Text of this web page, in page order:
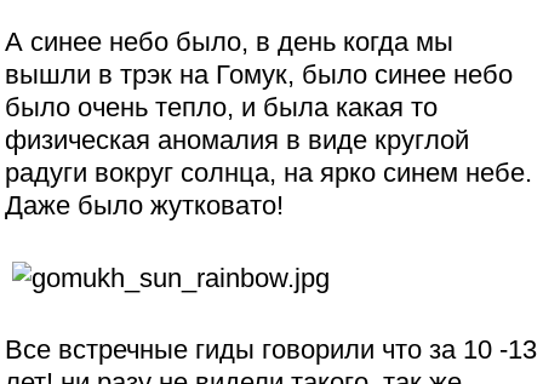
А синее небо было, в день когда мы
вышли в трэк на Гомук, было синее небо
было очень тепло, и была какая то
физическая аномалия в виде круглой
радуги вокруг солнца, на ярко синем небе.
Даже было жутковато!
Все встречные гиды говорили что за 10 -13